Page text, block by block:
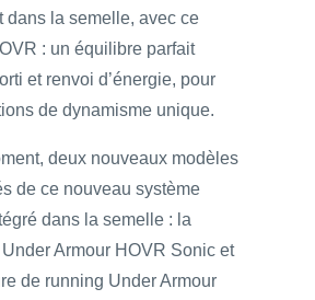
dans la semelle, avec ce
: un équilibre parfait
et renvoi d’énergie, pour
de dynamisme unique.
deux nouveaux modèles
de ce nouveau système
dans la semelle : la
Armour HOVR Sonic et
de running Under Armour